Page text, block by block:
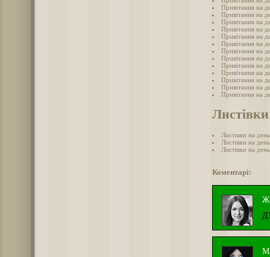
Привітання на
Привітання на
Привітання на
Привітання на
Привітання на
Привітання на
Привітання на
Привітання на
Привітання на
Привітання на
Привітання на
Привітання на
Привітання на
Листівки на
Листівки на
Листівки на
Коментарі: